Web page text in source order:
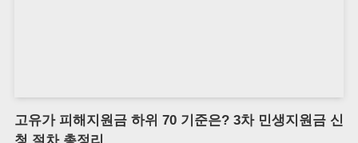
고유가 피해지원금 하위 70 기준은? 3차 민생지원금 신